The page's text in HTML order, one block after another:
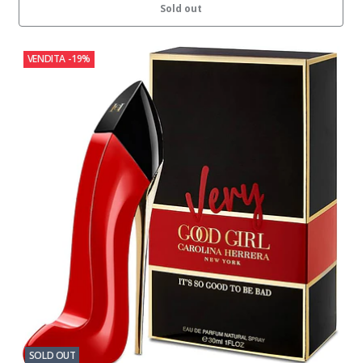
Sold out
VENDITA -19%
SOLD OUT